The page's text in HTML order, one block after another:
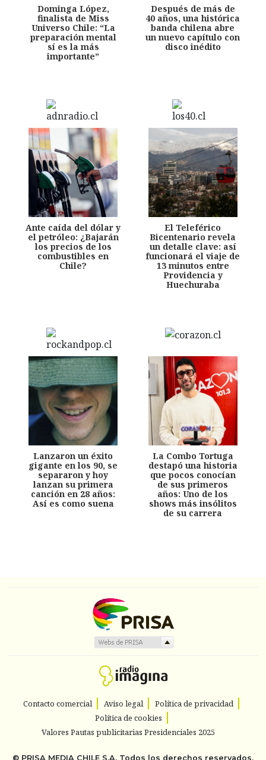
Dominga López,
finalista de Miss
Universo Chile: “La
preparación mental
sí es la más
importante”
Después de más de
40 años, una histórica
banda chilena abre
un nuevo capítulo con
disco inédito
Ante caída del dólar y
el petróleo: ¿Bajarán
los precios de los
combustibles en
Chile?
El Teleférico
Bicentenario revela
un detalle clave: así
funcionará el viaje de
13 minutos entre
Providencia y
Huechuraba
Lanzaron un éxito
gigante en los 90, se
separaron y hoy
lanzan su primera
canción en 28 años:
Así es como suena
La Combo Tortuga
destapó una historia
que pocos conocían
de sus primeros
años: Uno de los
shows más insólitos
de su carrera
Contacto comercial Aviso legal
Política de privacidad
Política de cookies
Valores Pautas publicitarias Presidenciales 2025
© PRISA MEDIA CHILE S.A. Todos los derechos reservados.